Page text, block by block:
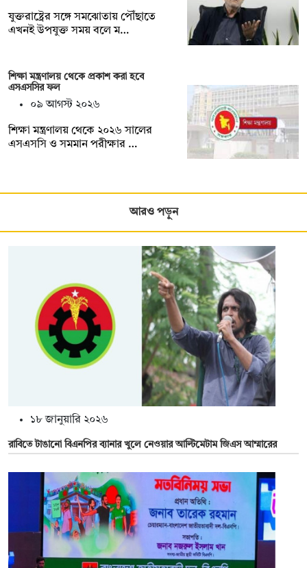
যুক্তরাষ্ট্রের সঙ্গে সমঝোতায় পৌঁছাতে
এখনই উপযুক্ত সময় বলে ম…
শিক্ষা মন্ত্রণালয় থেকে প্রকাশ করা হবে
এসএসসির ফল
০৯ আগস্ট ২০২৬
শিক্ষা মন্ত্রণালয় থেকে ২০২৬ সালের
এসএসসি ও সমমান পরীক্ষার …
আরও পড়ুন
১৮ জানুয়ারি ২০২৬
রাবিতে টাঙানো বিএনপির ব্যানার খুলে নেওয়ার আল্টিমেটাম জিএস আম্মারের